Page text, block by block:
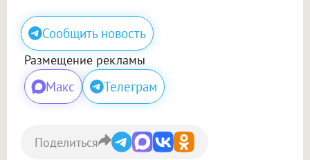
Сообщить новость
Размещение рекламы
Макс Телеграм
Поделиться